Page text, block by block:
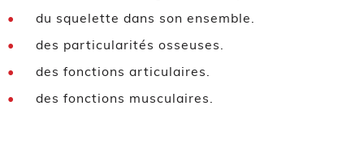
du squelette dans son ensemble.
des particularités osseuses.
des fonctions articulaires.
des fonctions musculaires.